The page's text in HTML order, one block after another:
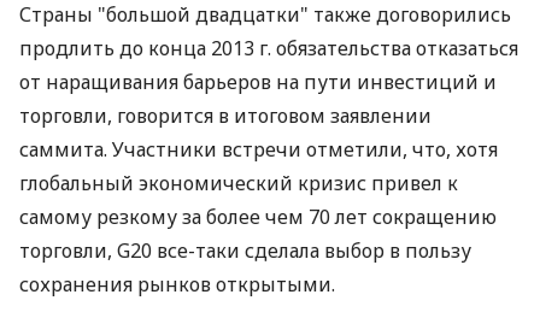
Страны "большой двадцатки" также договорились
продлить до конца 2013 г. обязательства отказаться
от наращивания барьеров на пути инвестиций и
торговли, говорится в итоговом заявлении
саммита. Участники встречи отметили, что, хотя
глобальный экономический кризис привел к
самому резкому за более чем 70 лет сокращению
торговли, G20 все-таки сделала выбор в пользу
сохранения рынков открытыми.